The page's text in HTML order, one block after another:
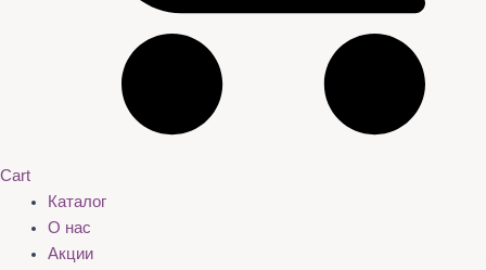
Cart
Каталог
О нас
Акции